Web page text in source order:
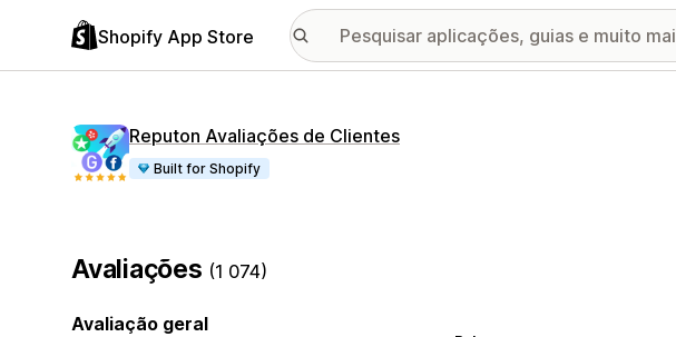
Shopify App Store
Reputon Avaliações de Clientes
Built for Shopify
Avaliações (1 074)
Avaliação geral